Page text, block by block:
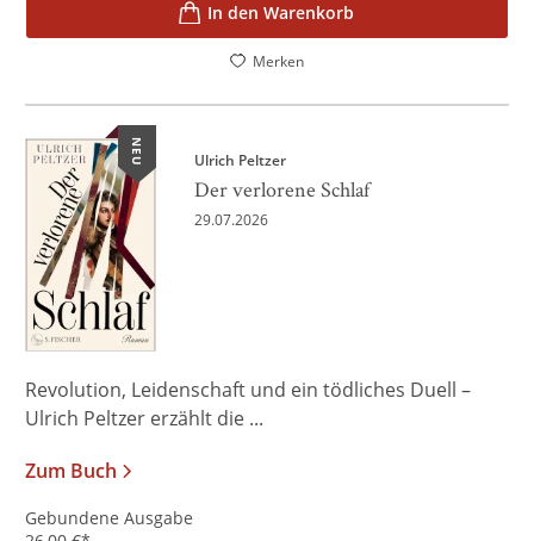
In den Warenkorb
Merken
NEU Ulrich Peltzer
Der verlorene Schlaf
29.07.2026
Revolution, Leidenschaft und ein tödliches Duell –
Ulrich Peltzer erzählt die ...
Zum Buch
Gebundene Ausgabe